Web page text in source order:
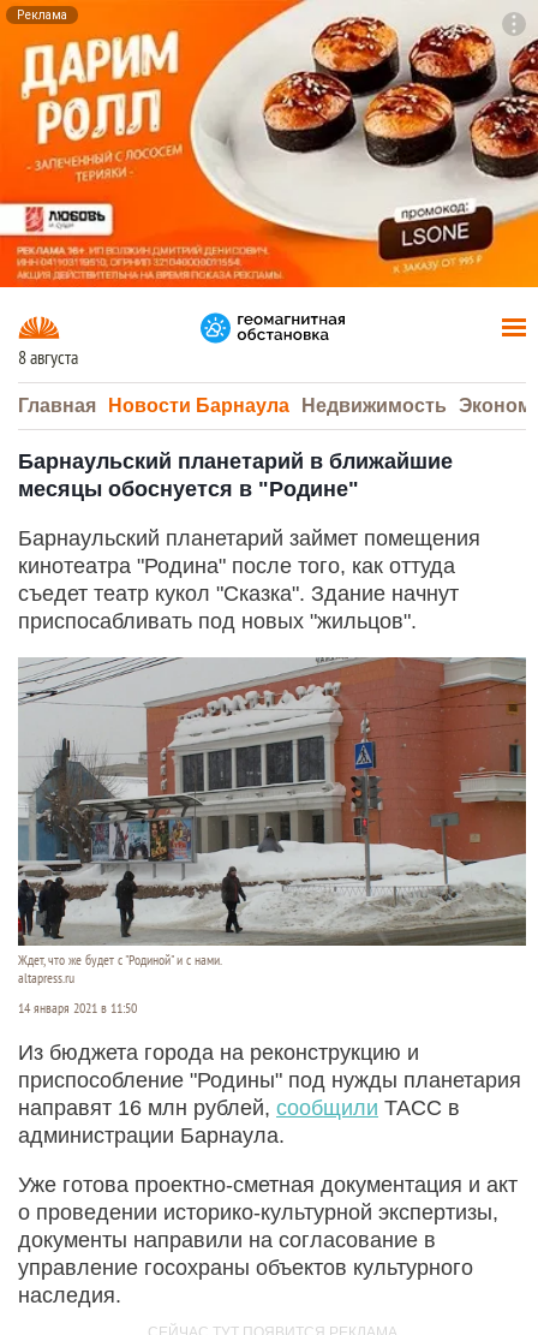
Реклама
8 августа
Главная Новости Барнаула Недвижимость
Барнаульский планетарий в ближайшие
месяцы обоснуется в "Родине"
Барнаульский планетарий займет помещения
кинотеатра "Родина" после того, как оттуда
съедет театр кукол "Сказка". Здание начнут
приспосабливать под новых "жильцов".
Ждет, что же будет с "Родиной" и с нами.
altapress.ru
14 января 2021 в 11:50
Из бюджета города на реконструкцию и
приспособление "Родины" под нужды планетария
направят 16 млн рублей, сообщили ТАСС в
администрации Барнаула.
Уже готова проектно-сметная документация и акт
о проведении историко-культурной экспертизы,
документы направили на согласование в
управление госохраны объектов культурного
наследия.